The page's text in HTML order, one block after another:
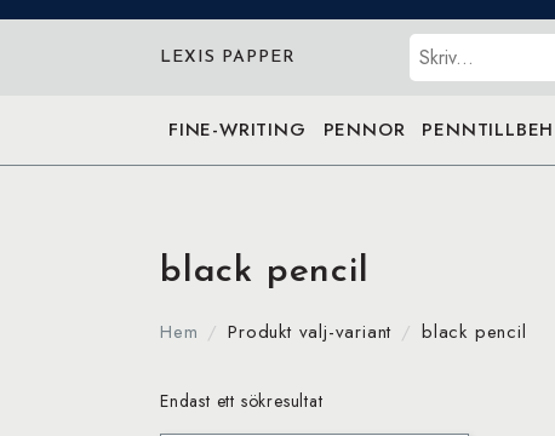
LEXIS PAPPER Sök
FINE-WRITING PENNOR
black pencil
Hem Produkt valj-variant black pencil
Endast ett sökresultat